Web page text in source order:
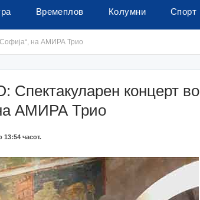
Времеплов Колумни Спорт
на АМИРА Трио
концерт во
АМИРА Трио
13:54 часот.